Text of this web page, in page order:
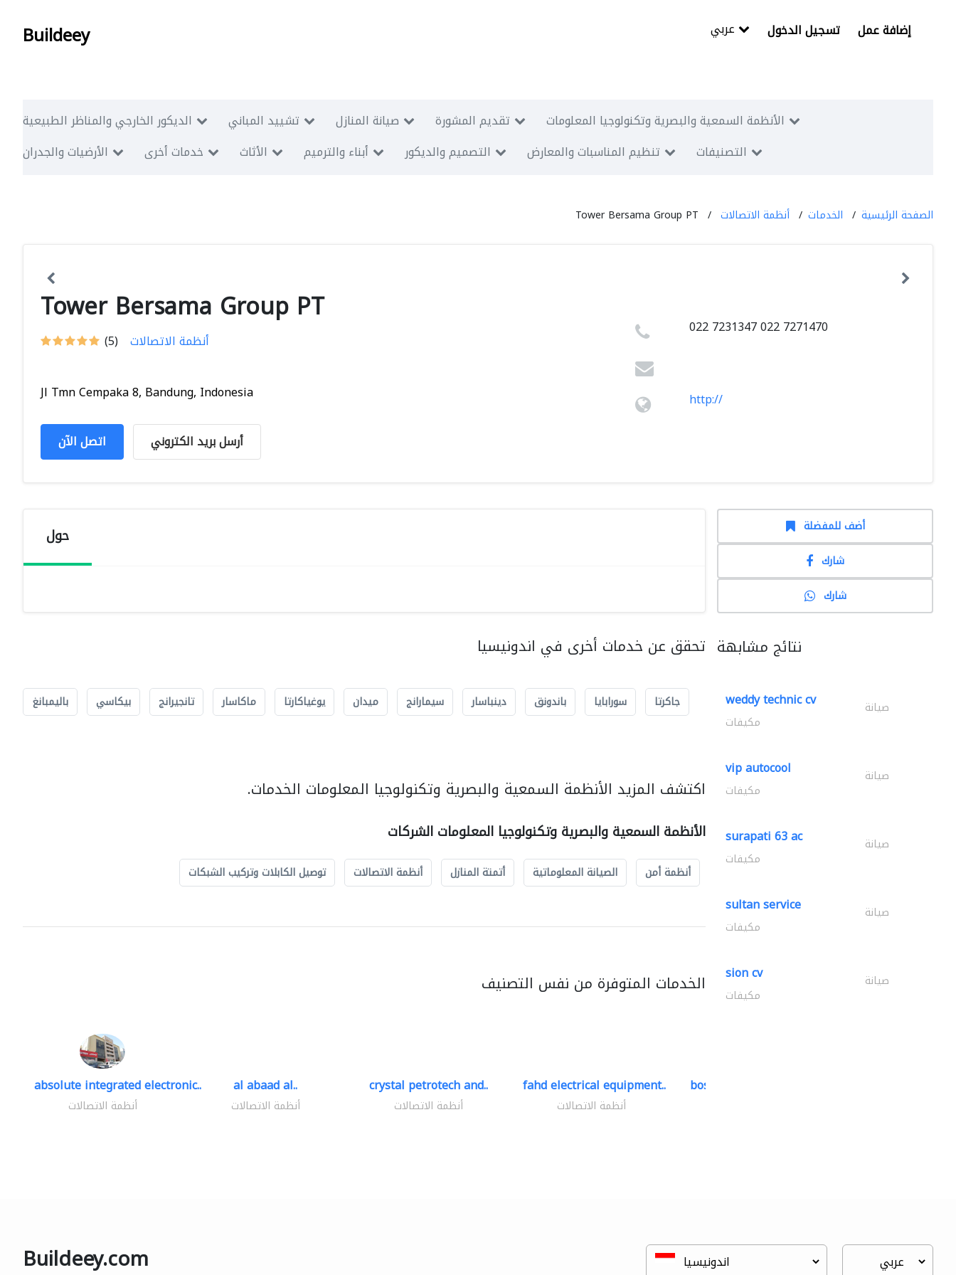
Buildeey تسجيل الدخول إضافة عمل
الديكور الخارجي والمناظر الطبيعية تشييد المباني صيانة المنازل تقديم المشورة
الأنظمة السمعية والبصرية وتكنولوجيا المعلومات
الأرضيات والجدران
خدمات أخرى الأثاث أبناء والترميم التصميم والديكور تنظيم المناسبات والمعارض التصنيفات
الصفحة الرئيسية الخدمات أنظمة الاتصالات Tower Bersama Group PT
Tower Bersama Group PT
(5) أنظمة الاتصالات
Jl Tmn Cempaka 8, Bandung, Indonesia
اتصل الآن أرسل بريد الكتروني
022 7231347 022 7271470
http://
حول
تحقق عن خدمات أخرى في اندونيسيا
جاكرتا سورابايا باندونق دينباسار سيمارانج ميدان يوغياكارتا ماكاسار تانجيرانج بيكاسي باليمبانغ
اكتشف المزيد الأنظمة السمعية والبصرية وتكنولوجيا المعلومات الخدمات.
الأنظمة السمعية والبصرية وتكنولوجيا المعلومات الشركات
أنظمة أمن الصيانة المعلوماتية أتمتة المنازل أنظمة الاتصالات توصيل الكابلات وتركيب الشبكات
الخدمات المتوفرة من نفس التصنيف
absolute integrated electronic..
أنظمة الاتصالات
al abaad al..
أنظمة الاتصالات
crystal petrotech and..
أنظمة الاتصالات
fahd electrical equipment..
أنظمة الاتصالات
bosch security systems..
أضف للمفضلة
شارك
شارك
نتائج مشابهة
weddy technic cv صيانة
مكيفات
vip autocool صيانة
مكيفات
surapati 63 ac صيانة
مكيفات
sultan service صيانة
مكيفات
sion cv صيانة
مكيفات
Buildeey.com